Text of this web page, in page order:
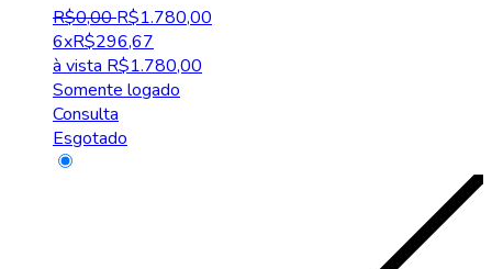
R$0,00R$1.780,00
6xR$296,67
à vistaR$1.780,00
Somente logado
Consulta
Esgotado